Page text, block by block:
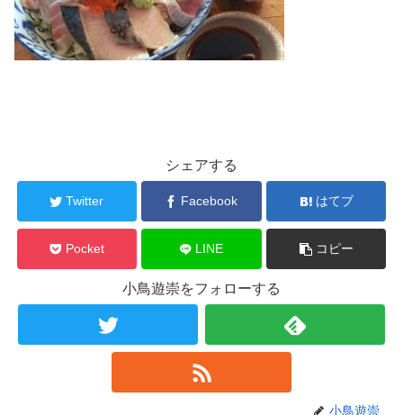
シェアする
Twitter Facebook はてブ
Pocket LINE コピー
小鳥遊崇をフォローする
小鳥遊崇